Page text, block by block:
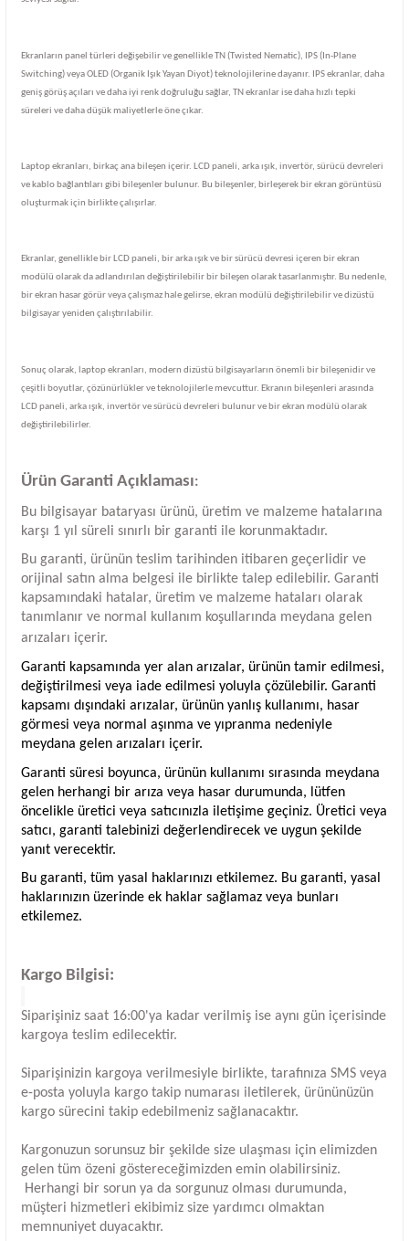
Ekranların panel türleri değişebilir ve genellikle TN (Twisted Nematic), IPS (In-Plane
Switching) veya OLED (Organik Işık Yayan Diyot) teknolojilerine dayanır. IPS ekranlar, daha
geniş görüş açıları ve daha iyi renk doğruluğu sağlar, TN ekranlar ise daha hızlı tepki
süreleri ve daha düşük maliyetlerle öne çıkar.
Laptop ekranları, birkaç ana bileşen içerir. LCD paneli, arka ışık, invertör, sürücü devreleri
ve kablo bağlantıları gibi bileşenler bulunur. Bu bileşenler, birleşerek bir ekran görüntüsü
oluşturmak için birlikte çalışırlar.
Ekranlar, genellikle bir LCD paneli, bir arka ışık ve bir sürücü devresi içeren bir ekran
modülü olarak da adlandırılan değiştirilebilir bir bileşen olarak tasarlanmıştır. Bu nedenle,
bir ekran hasar görür veya çalışmaz hale gelirse, ekran modülü değiştirilebilir ve dizüstü
bilgisayar yeniden çalıştırılabilir.
Sonuç olarak, laptop ekranları, modern dizüstü bilgisayarların önemli bir bileşenidir ve
çeşitli boyutlar, çözünürlükler ve teknolojilerle mevcuttur. Ekranın bileşenleri arasında
LCD paneli, arka ışık, invertör ve sürücü devreleri bulunur ve bir ekran modülü olarak
değiştirilebilirler.
Ürün Garanti Açıklaması:
Bu bilgisayar bataryası ürünü, üretim ve malzeme hatalarına
karşı 1 yıl süreli sınırlı bir garanti ile korunmaktadır.
Bu garanti, ürünün teslim tarihinden itibaren geçerlidir ve
orijinal satın alma belgesi ile birlikte talep edilebilir. Garanti
kapsamındaki hatalar, üretim ve malzeme hataları olarak
tanımlanır ve normal kullanım koşullarında meydana gelen
arızaları içerir.
Garanti kapsamında yer alan arızalar, ürünün tamir edilmesi,
değiştirilmesi veya iade edilmesi yoluyla çözülebilir. Garanti
kapsamı dışındaki arızalar, ürünün yanlış kullanımı, hasar
görmesi veya normal aşınma ve yıpranma nedeniyle
meydana gelen arızaları içerir.
Garanti süresi boyunca, ürünün kullanımı sırasında meydana
gelen herhangi bir arıza veya hasar durumunda, lütfen
öncelikle üretici veya satıcınızla iletişime geçiniz. Üretici veya
satıcı, garanti talebinizi değerlendirecek ve uygun şekilde
yanıt verecektir.
Bu garanti, tüm yasal haklarınızı etkilemez. Bu garanti, yasal
haklarınızın üzerinde ek haklar sağlamaz veya bunları
etkilemez.
Kargo Bilgisi:
Siparişiniz saat 16:00'ya kadar verilmiş ise aynı gün içerisinde
kargoya teslim edilecektir.
Siparişinizin kargoya verilmesiyle birlikte, tarafınıza SMS veya
e-posta yoluyla kargo takip numarası iletilerek, ürününüzün
kargo sürecini takip edebilmeniz sağlanacaktır.
Kargonuzun sorunsuz bir şekilde size ulaşması için elimizden
gelen tüm özeni göstereceğimizden emin olabilirsiniz.
Herhangi bir sorun ya da sorgunuz olması durumunda,
müşteri hizmetleri ekibimiz size yardımcı olmaktan
memnuniyet duyacaktır.